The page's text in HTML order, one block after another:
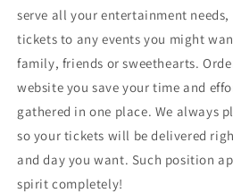
serve all your entertainment
tickets to any events you might
family, friends or sweethearts.
website you save your time and
gathered in one place. We always
so your tickets will be delivered
and day you want. Such position
spirit completely!